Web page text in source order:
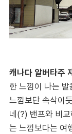
캐나다 알버타
한 느낌이 나는
느낌보단 속삭이
네(?) 밴프와 비
는 느낌보다는 여